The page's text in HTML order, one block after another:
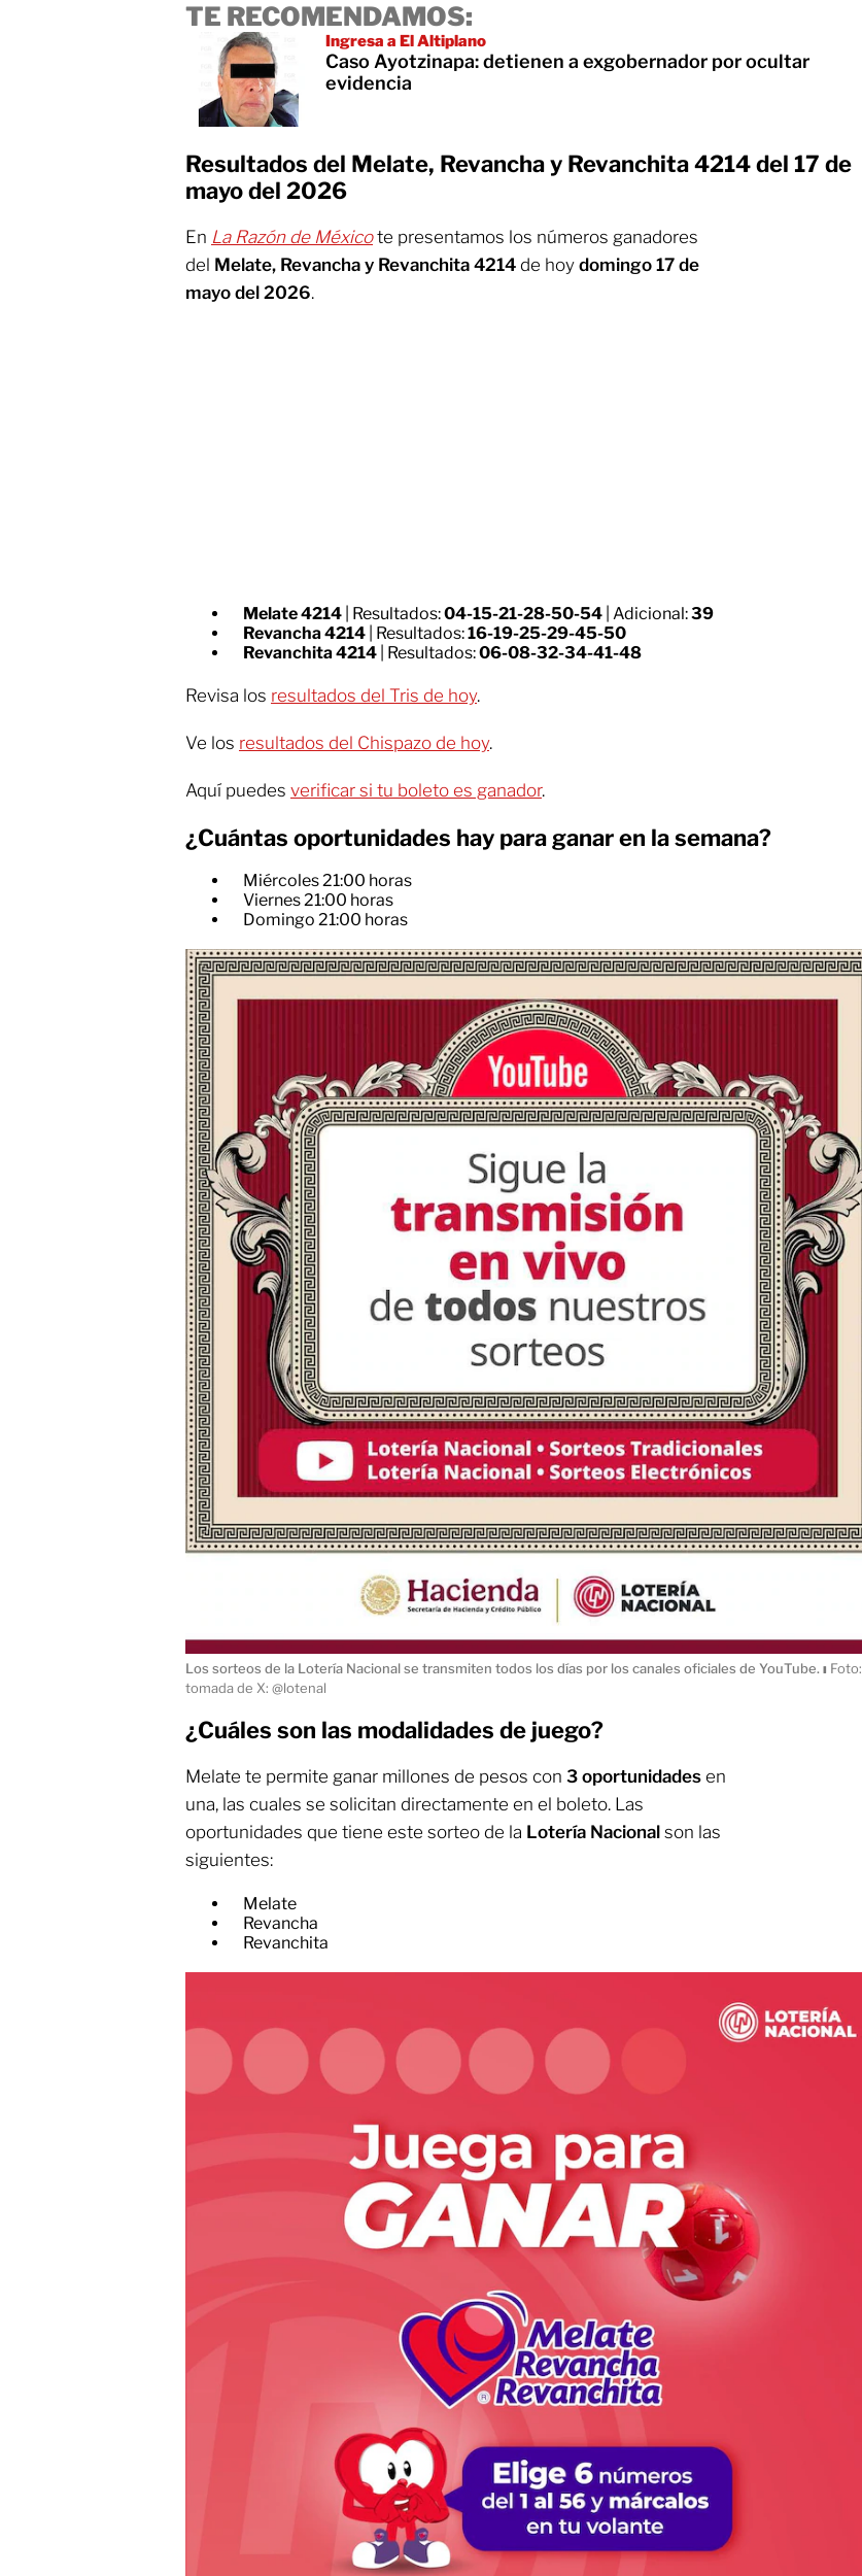
TE RECOMENDAMOS:
Ingresa a El Altiplano
Caso Ayotzinapa: detienen a exgobernador por ocultar
evidencia
Resultados del Melate, Revancha y Revanchita 4214 del 17 de
mayo del 2026
En La Razón de México te presentamos los números ganadores
del Melate, Revancha y Revanchita 4214 de hoy domingo 17 de
mayo del 2026.
Melate4214 | Resultados:04-15-21-28-50-54 | Adicional:39
Revancha4214 | Resultados:16-19-25-29-45-50
Revanchita4214 | Resultados:06-08-32-34-41-48
Revisa los resultados del Tris de hoy.
Ve los resultados del Chispazo de hoy.
Aquí puedes verificar si tu boleto es ganador.
¿Cuántas oportunidades hay para ganar en la semana?
Miércoles 21:00 horas
Viernes 21:00 horas
Domingo 21:00 horas
Los sorteos de la Lotería Nacional se transmiten todos los días por los canales oficiales de YouTube. ı Foto:
tomada de X: @lotenal
¿Cuáles son las modalidades de juego?
Melate te permite ganar millones de pesos con 3 oportunidades en
una, las cuales se solicitan directamente en el boleto. Las
oportunidades que tiene este sorteo de la Lotería Nacional son las
siguientes:
Melate
Revancha
Revanchita